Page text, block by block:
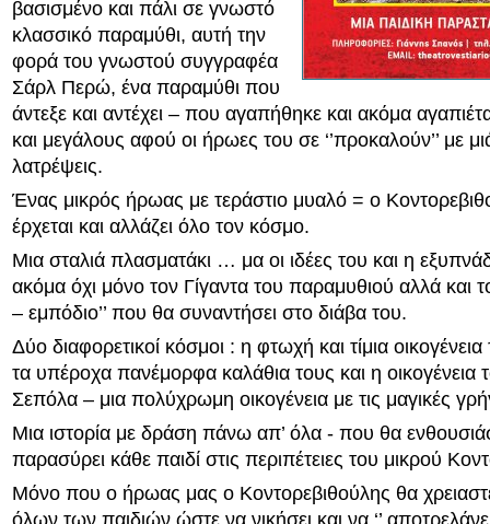
βασισμένο και πάλι σε γνωστό
κλασσικό παραμύθι, αυτή την
φορά του γνωστού συγγραφέα
Σάρλ Περώ, ένα παραμύθι που
άντεξε και αντέχει – που αγαπήθηκε και ακόμα
και μεγάλους αφού οι ήρωες του σε ‘’προκαλούν’’ με
λατρέψεις.
Ένας μικρός ήρωας με τεράστιο μυαλό = ο
έρχεται και αλλάζει όλο τον κόσμο.
Μια σταλιά πλασματάκι … μα οι ιδέες του και η
ακόμα όχι μόνο τον Γίγαντα του παραμυθιού αλλά και
– εμπόδιο’’ που θα συναντήσει στο διάβα του.
Δύο διαφορετικοί κόσμοι : η φτωχή και τίμια
τα υπέροχα πανέμορφα καλάθια τους και η οικογένεια
Σεπόλα – μια πολύχρωμη οικογένεια με τις μαγικές
Μια ιστορία με δράση πάνω απ’ όλα - που θα
παρασύρει κάθε παιδί στις περιπέτειες του μικρού
Μόνο που ο ήρωας μας ο Κοντορεβιθούλης θα
όλων των παιδιών ώστε να νικήσει και να ‘’